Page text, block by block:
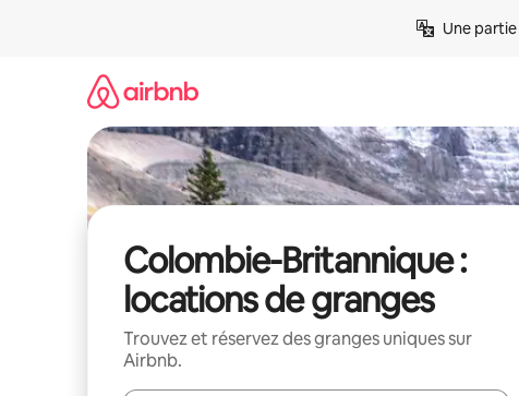
Une
Colombie-Britannique :
locations de granges
Trouvez et réservez des granges uniques sur
Airbnb.